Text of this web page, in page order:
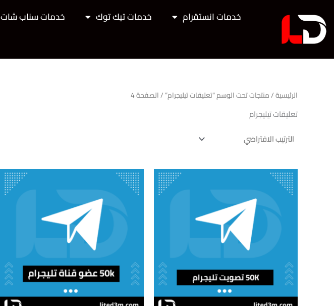
المحتوى
خدمات انستقرام خدمات تيك توك خدمات سناب شات
الرئيسية/منتجات تحت الوسم “تعليقات تيليجرام”/ الصفحة 4
تعليقات تيليجرام